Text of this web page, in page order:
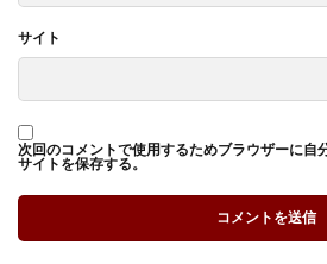
サイト
次回のコメントで使用するためブラウザーに自
サイトを保存する。